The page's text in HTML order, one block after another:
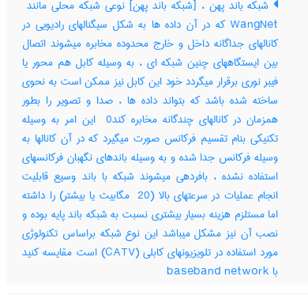
WangNet که در آن داده ها به شکل سیگنالهای رادیویی در
کانالهای جداگانه داخل و خارج محدوده مخابره میشوند اتصال
بین ایستگاههای چنین شبکه ای ، به وسیله کابل هم محور یا
فیبر نوری برقرار میگردد خود این کابل نیز ممکن است به نحوی
ساخته شده باشد که بتواند داده ها ، صدا و تصویر را بطور
همزمان در کانالهای چندگانه مخابره کند‎ 0 این امر به وسیله
تکنیکی بنام تقسیم فرکانس صورت میگیرد که در آن کانالها به
وسیله فرکانس جدا شده و به وسیله باندهای نگهبان فرکانسهای
استفاده نشده ، بافردهی میشوند شبکه با باند وسیع قابلیت
انجام عملیات در سرعتهای بالا (‎ 20 مگابیت یا بیشتر) را داشته
اما مستلزم هزینه بسیار بیشتری نسبت به شبکه باند پایه بوده و
نصب آن نیز مشکل میباشد این نوع شبکه براساس تکنولوژی
مورد استفاده در تلویزیونهای کابلی (‎CATV) است مقایسه کنید
با ‎ baseband network